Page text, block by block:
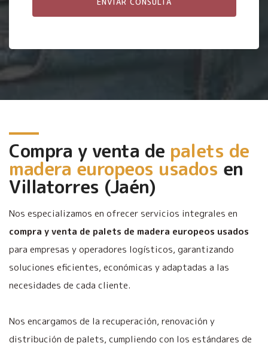
Compra y venta de palets de
madera europeos usados en
Villatorres (Jaén)
Nos especializamos en ofrecer servicios integrales en
compra y venta de palets de madera europeos usados
para empresas y operadores logísticos, garantizando
soluciones eficientes, económicas y adaptadas a las
necesidades de cada cliente.
Nos encargamos de la recuperación, renovación y
distribución de palets, cumpliendo con los estándares de